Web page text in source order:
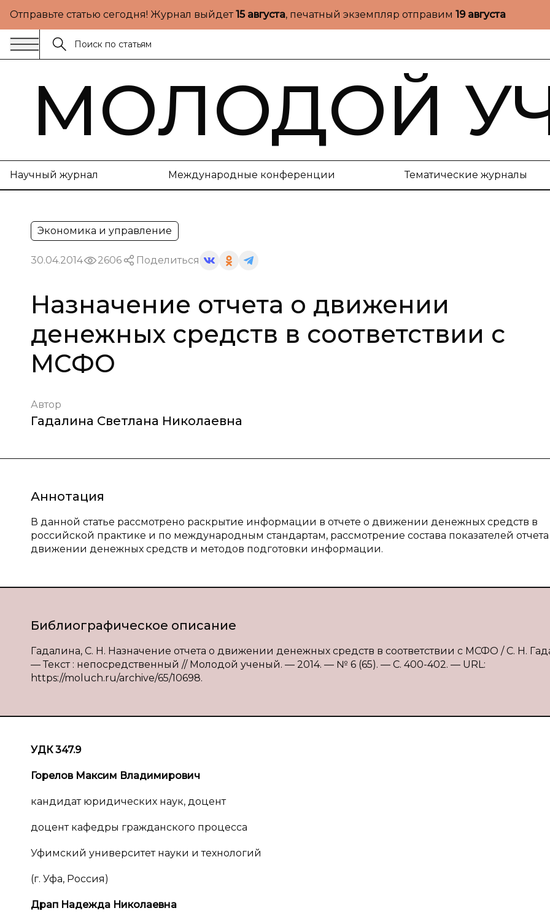
Отправьте статью сегодня! Журнал выйдет15 августа, печатный экземпляр отправим 19 августа
МОЛОДОЙ
Научный журнал Международные конференции Тематические журналы
Экономика и управление
30.04.2014 2606 Поделиться
Назначение отчета о движении
денежных средств в соответствии с
МСФО
Автор
Гадалина Светлана Николаевна
Аннотация
В данной статье рассмотрено раскрытие информации в отчете о движении денежных средств в
российской практике и по международным стандартам, рассмотрение состава показателей отчета
движении денежных средств и методов подготовки информации.
Библиографическое описание
Гадалина, С. Н. Назначение отчета о движении денежных средств в соответствии с МСФО / С. Н.
— Текст : непосредственный // Молодой ученый. — 2014. — № 6 (65). — С. 400-402. — URL:
https://moluch.ru/archive/65/10698.
УДК 347.9
Горелов Максим Владимирович
кандидат юридических наук, доцент
доцент кафедры гражданского процесса
Уфимский университет науки и технологий
(г. Уфа, Россия)
Драп Надежда Николаевна